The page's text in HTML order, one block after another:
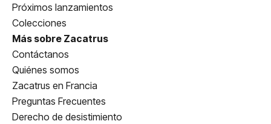
Próximos lanzamientos
Colecciones
Más sobre Zacatrus
Contáctanos
Quiénes somos
Zacatrus en Francia
Preguntas Frecuentes
Derecho de desistimiento